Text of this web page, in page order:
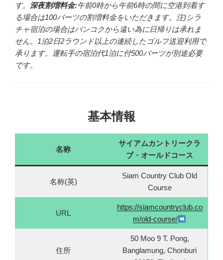
す。
深夜割増料金:午前0時から午前6時の間に空港到着す
る場合は100バーツの割増料金をいただきます。注)シラ
チャ宿泊の場合はバンコクから遠い為に日帰りは承れま
せん。1泊2日2ラウンド以上の連続したゴルフ送迎利用で
承ります。運転手の宿泊代1泊に付500バーツが別途必要
です。
基本情報
名称
サイアムカントリークラ
ブ・オールドコース
名称(英)
Siam Country Club Old
Course
URL
https://siamcountryclub.co
m/old-course/
住所
50 Moo 9 T. Pong,
Banglamung, Chonburi